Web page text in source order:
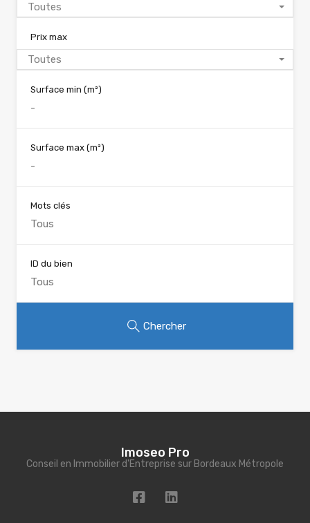
Toutes
Prix max
Toutes
Surface min (m²)
Surface max (m²)
Mots clés
ID du bien
Chercher
Imoseo Pro
Conseil en Immobilier d'Entreprise sur Bordeaux Métropole